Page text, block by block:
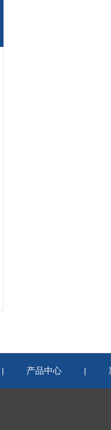
产品中心 |